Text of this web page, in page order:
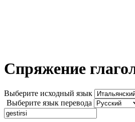
Спряжение
Выберите исходный язык
Выберите язык перевода